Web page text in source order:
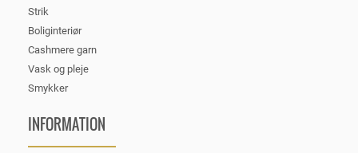
Strik
Boliginteriør
Cashmere garn
Vask og pleje
Smykker
INFORMATION